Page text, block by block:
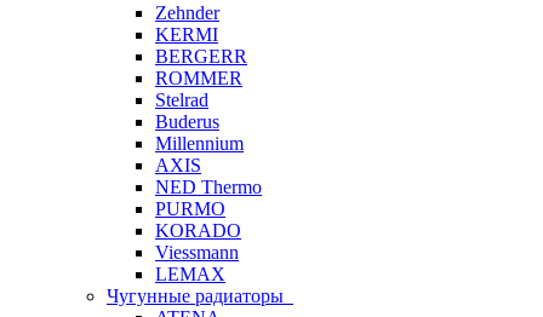
Zehnder
KERMI
BERGERR
ROMMER
Stelrad
Buderus
Millennium
AXIS
NED Thermo
PURMO
KORADO
Viessmann
LEMAX
Чугунные радиаторы